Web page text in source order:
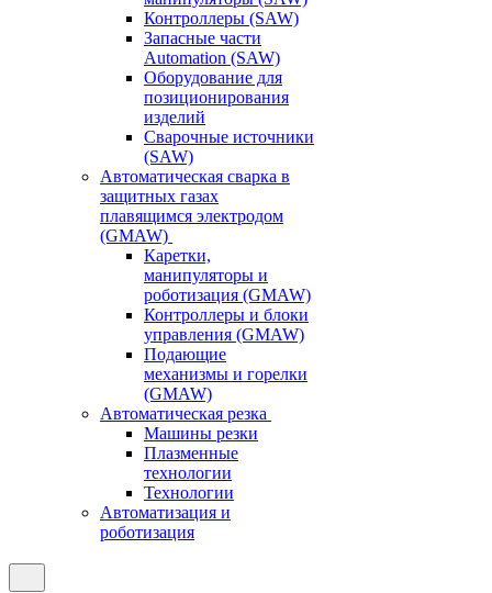
Контроллеры (SAW)
Запасные части
Automation (SAW)
Оборудование для
позиционирования
изделий
Сварочные источники
(SAW)
Автоматическая сварка в
защитных газах
плавящимся электродом
(GMAW)
Каретки,
манипуляторы и
роботизация (GMAW)
Контроллеры и блоки
управления (GMAW)
Подающие
механизмы и горелки
(GMAW)
Автоматическая резка
Машины резки
Плазменные
технологии
Технологии
Автоматизация и
роботизация